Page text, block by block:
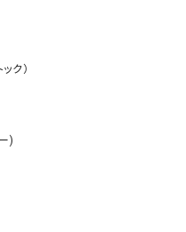
ク）
)